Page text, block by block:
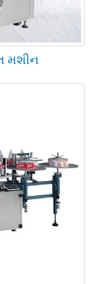
મશીન